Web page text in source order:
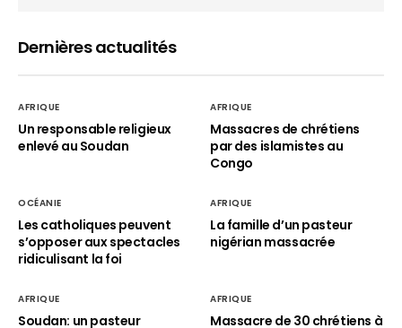
Dernières actualités
AFRIQUE
Un responsable religieux
enlevé au Soudan
AFRIQUE
Massacres de chrétiens
par des islamistes au
Congo
OCÉANIE
Les catholiques peuvent
s’opposer aux spectacles
ridiculisant la foi
AFRIQUE
La famille d’un pasteur
nigérian massacrée
AFRIQUE
Soudan: un pasteur
AFRIQUE
Massacre de 30 chrétiens à